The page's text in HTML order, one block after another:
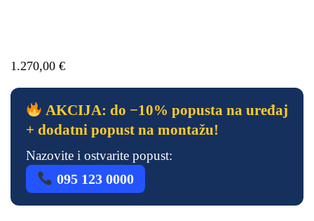
1.270,00 €
AKCIJA: do −10% popusta na uređaj
+ dodatni popust na montažu!
Nazovite i ostvarite popust:
095 123 0000